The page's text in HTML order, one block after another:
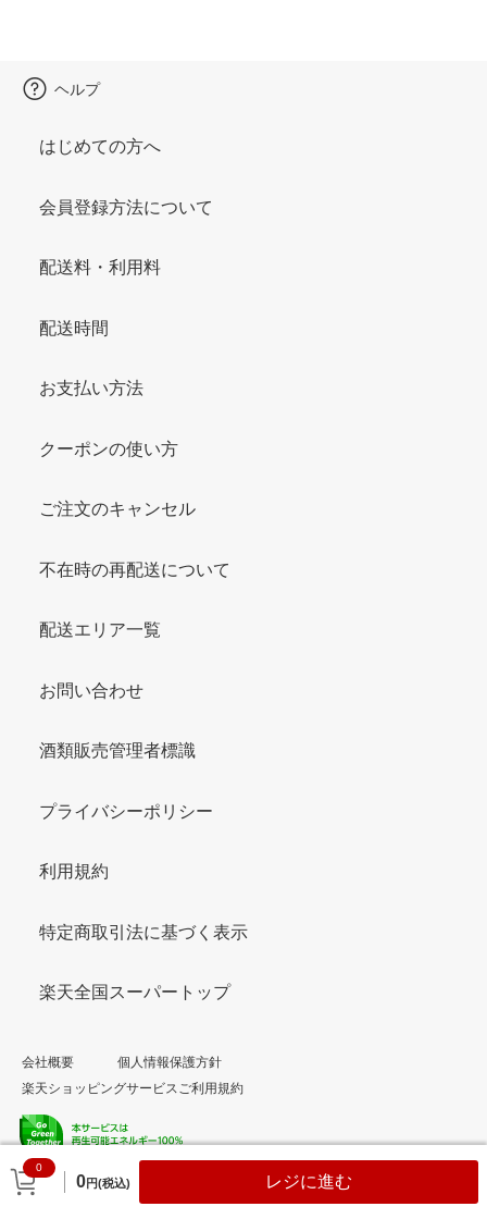
0
0円(税込) レジに進む
ヘルプ
はじめての方へ
会員登録方法について
配送料・利用料
配送時間
お支払い方法
クーポンの使い方
ご注文のキャンセル
不在時の再配送について
配送エリア一覧
お問い合わせ
酒類販売管理者標識
プライバシーポリシー
利用規約
特定商取引法に基づく表示
楽天全国スーパートップ
会社概要
個人情報保護方針
楽天ショッピングサービスご利用規約
© Rakuten Group, Inc.